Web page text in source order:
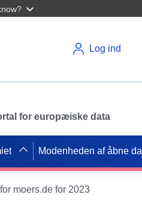
Log ind
for europæiske data
Modenheden af åbne
moers.de for 2023